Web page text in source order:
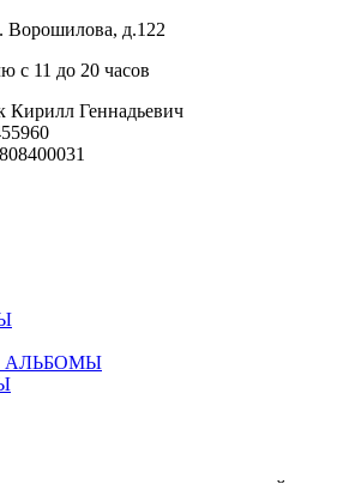
Ворошилова, д.122
с 11 до 20 часов
Геннадьевич
АЛЬБОМЫ